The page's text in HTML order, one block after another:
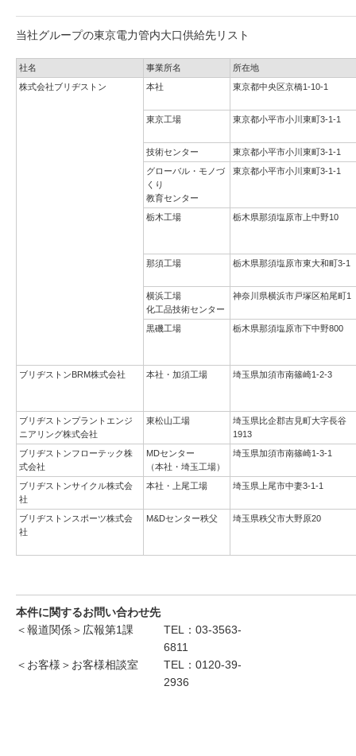
当社グループの東京電力管内大口供給先リスト
社名 事業所名
所在地
株式会社ブリヂストン
本社 東京都中央区京橋1-10-1
東京工場 東京都小平市小川東町3-1-1
技術センター
東京都小平市小川東町3-1-1
グローバル・モノづ
くり
教育センター
東京都小平市小川東町3-1-1
栃木工場 栃木県那須塩原市上中野10
那須工場 栃木県那須塩原市東大和町3-1
横浜工場
化工品技術センター
神奈川県横浜市戸塚区柏尾町1
黒磯工場 栃木県那須塩原市下中野800
ブリヂストンBRM株式会社 本社・加須工場 埼玉県加須市南篠崎1-2-3
ブリヂストンプラントエンジ
ニアリング株式会社
東松山工場
埼玉県比企郡吉見町大字長谷
1913
ブリヂストンフローテック株
式会社
MDセンター
（本社・埼玉工場）
埼玉県加須市南篠崎1-3-1
ブリヂストンサイクル株式会
社
本社・上尾工場 埼玉県上尾市中妻3-1-1
ブリヂストンスポーツ株式会
社
M&Dセンター秩父 埼玉県秩父市大野原20
本件に関するお問い合わせ先
＜報道関係＞広報第1課
TEL：03-3563-
6811
＜お客様＞お客様相談室
TEL：0120-39-
2936